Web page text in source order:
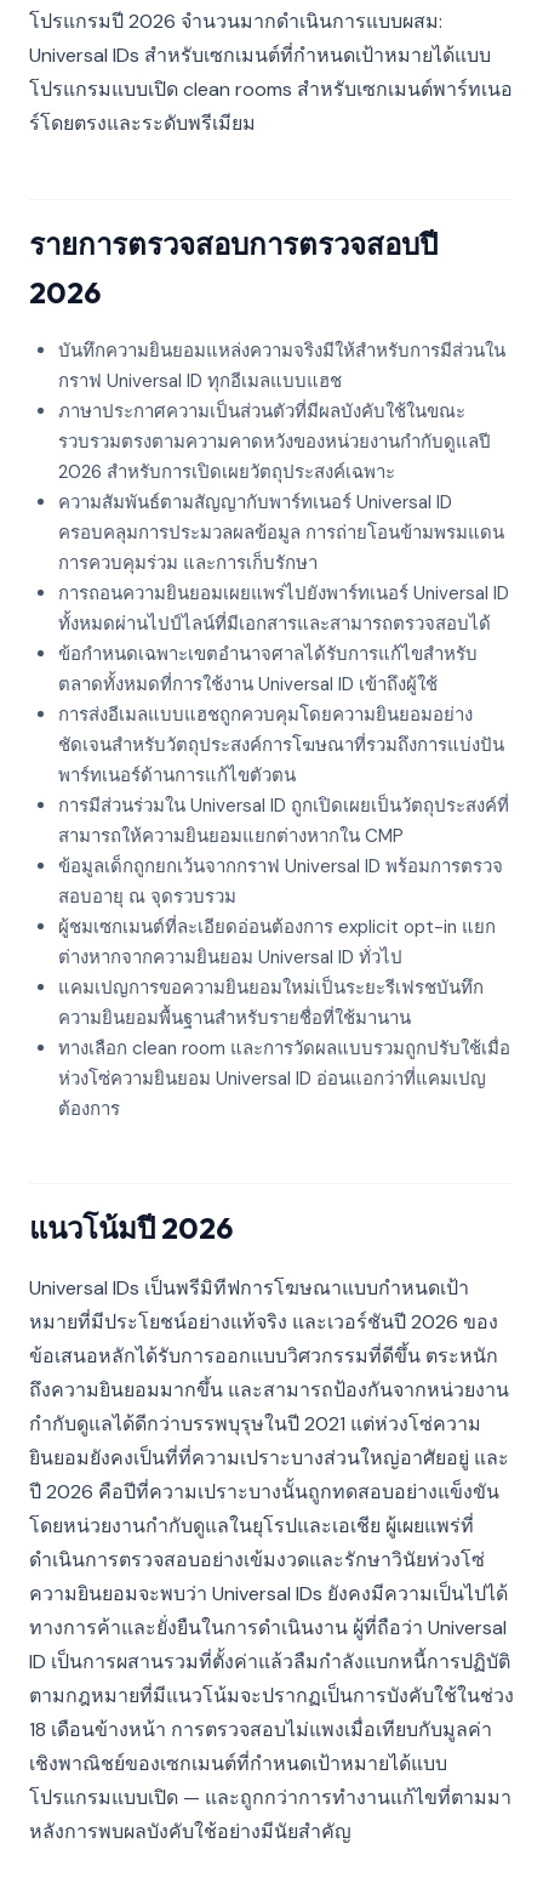
โปรแกรมปี 2026 จำนวนมากดำเนินการแบบผสม:
Universal IDs สำหรับเซกเมนต์ที่กำหนดเป้าหมายได้แบบ
โปรแกรมแบบเปิด clean rooms สำหรับเซกเมนต์พาร์ทเนอ
ร์โดยตรงและระดับพรีเมียม
รายการตรวจสอบการตรวจสอบปี
2026
บันทึกความยินยอมแหล่งความจริงมีให้สำหรับการมีส่วนใน
กราฟ Universal ID ทุกอีเมลแบบแฮช
ภาษาประกาศความเป็นส่วนตัวที่มีผลบังคับใช้ในขณะ
รวบรวมตรงตามความคาดหวังของหน่วยงานกำกับดูแลปี
2026 สำหรับการเปิดเผยวัตถุประสงค์เฉพาะ
ความสัมพันธ์ตามสัญญากับพาร์ทเนอร์ Universal ID
ครอบคลุมการประมวลผลข้อมูล การถ่ายโอนข้ามพรมแดน
การควบคุมร่วม และการเก็บรักษา
การถอนความยินยอมเผยแพร่ไปยังพาร์ทเนอร์ Universal ID
ทั้งหมดผ่านไปป์ไลน์ที่มีเอกสารและสามารถตรวจสอบได้
ข้อกำหนดเฉพาะเขตอำนาจศาลได้รับการแก้ไขสำหรับ
ตลาดทั้งหมดที่การใช้งาน Universal ID เข้าถึงผู้ใช้
การส่งอีเมลแบบแฮชถูกควบคุมโดยความยินยอมอย่าง
ชัดเจนสำหรับวัตถุประสงค์การโฆษณาที่รวมถึงการแบ่งปัน
พาร์ทเนอร์ด้านการแก้ไขตัวตน
การมีส่วนร่วมใน Universal ID ถูกเปิดเผยเป็นวัตถุประสงค์ที่
สามารถให้ความยินยอมแยกต่างหากใน CMP
ข้อมูลเด็กถูกยกเว้นจากกราฟ Universal ID พร้อมการตรวจ
สอบอายุ ณ จุดรวบรวม
ผู้ชมเซกเมนต์ที่ละเอียดอ่อนต้องการ explicit opt-in แยก
ต่างหากจากความยินยอม Universal ID ทั่วไป
แคมเปญการขอความยินยอมใหม่เป็นระยะรีเฟรชบันทึก
ความยินยอมพื้นฐานสำหรับรายชื่อที่ใช้มานาน
ทางเลือก clean room และการวัดผลแบบรวมถูกปรับใช้เมื่อ
ห่วงโซ่ความยินยอม Universal ID อ่อนแอกว่าที่แคมเปญ
ต้องการ
แนวโน้มปี 2026
Universal IDs เป็นพรีมิทีฟการโฆษณาแบบกำหนดเป้า
หมายที่มีประโยชน์อย่างแท้จริง และเวอร์ชันปี 2026 ของ
ข้อเสนอหลักได้รับการออกแบบวิศวกรรมที่ดีขึ้น ตระหนัก
ถึงความยินยอมมากขึ้น และสามารถป้องกันจากหน่วยงาน
กำกับดูแลได้ดีกว่าบรรพบุรุษในปี 2021 แต่ห่วงโซ่ความ
ยินยอมยังคงเป็นที่ที่ความเปราะบางส่วนใหญ่อาศัยอยู่ และ
ปี 2026 คือปีที่ความเปราะบางนั้นถูกทดสอบอย่างแข็งขัน
โดยหน่วยงานกำกับดูแลในยุโรปและเอเชีย ผู้เผยแพร่ที่
ดำเนินการตรวจสอบอย่างเข้มงวดและรักษาวินัยห่วงโซ่
ความยินยอมจะพบว่า Universal IDs ยังคงมีความเป็นไปได้
ทางการค้าและยั่งยืนในการดำเนินงาน ผู้ที่ถือว่า Universal
ID เป็นการผสานรวมที่ตั้งค่าแล้วลืมกำลังแบกหนี้การปฏิบัติ
ตามกฎหมายที่มีแนวโน้มจะปรากฏเป็นการบังคับใช้ในช่วง
18 เดือนข้างหน้า การตรวจสอบไม่แพงเมื่อเทียบกับมูลค่า
เชิงพาณิชย์ของเซกเมนต์ที่กำหนดเป้าหมายได้แบบ
โปรแกรมแบบเปิด — และถูกกว่าการทำงานแก้ไขที่ตามมา
หลังการพบผลบังคับใช้อย่างมีนัยสำคัญ